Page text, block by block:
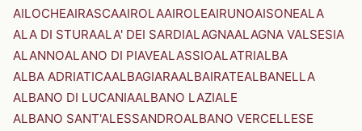
AILOCHEAIRASCAAIROLAAIROLEAIRUNOAISONEALA
ALA DI STURAALA' DEI SARDIALAGNAALAGNA VALSESIA
ALANNOALANO DI PIAVEALASSIOALATRIALBA
ALBA ADRIATICAALBAGIARAALBAIRATEALBANELLA
ALBANO DI LUCANIAALBANO LAZIALE
ALBANO SANT'ALESSANDROALBANO VERCELLESE